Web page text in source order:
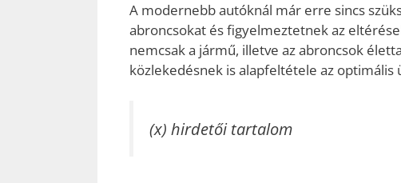
A modernebb autóknál már erre sincs
abroncsokat és figyelmeztetnek az
nemcsak a jármű, illetve az abroncsok
közlekedésnek is alapfeltétele az
(x) hirdetői tartalom